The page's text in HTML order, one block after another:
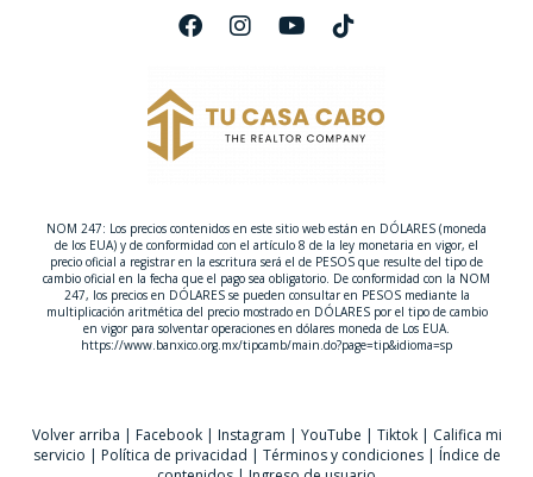
No te voy a mentir,
Porque creo de verdadquevale la pena conocerlo.
Comparar, soñar un pocoyver si resuena contigo.
NOM 247: Los precios contenidos en este sitio web están en DÓLARES (moneda
de los EUA) y de conformidad con el artículo 8 de la ley monetaria en vigor, el
precio oficial a registrar en la escritura será el de PESOS que resulte del tipo de
cambio oficial en la fecha que el pago sea obligatorio. De conformidad con la NOM
247, los precios en DÓLARES se pueden consultar en PESOS mediante la
multiplicación aritmética del precio mostrado en DÓLARES por el tipo de cambio
en vigor para solventar operaciones en dólares moneda de Los EUA.
https://www.banxico.org.mx/tipcamb/main.do?page=tip&idioma=sp
Volver arriba | Facebook| Instagram | YouTube | Tiktok| Califica mi
servicio | Política de privacidad | Términos y condiciones| Índice de